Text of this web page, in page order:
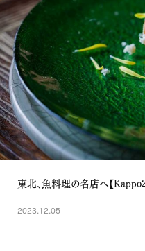
東北、魚料理の名店へ【
2023.12.05